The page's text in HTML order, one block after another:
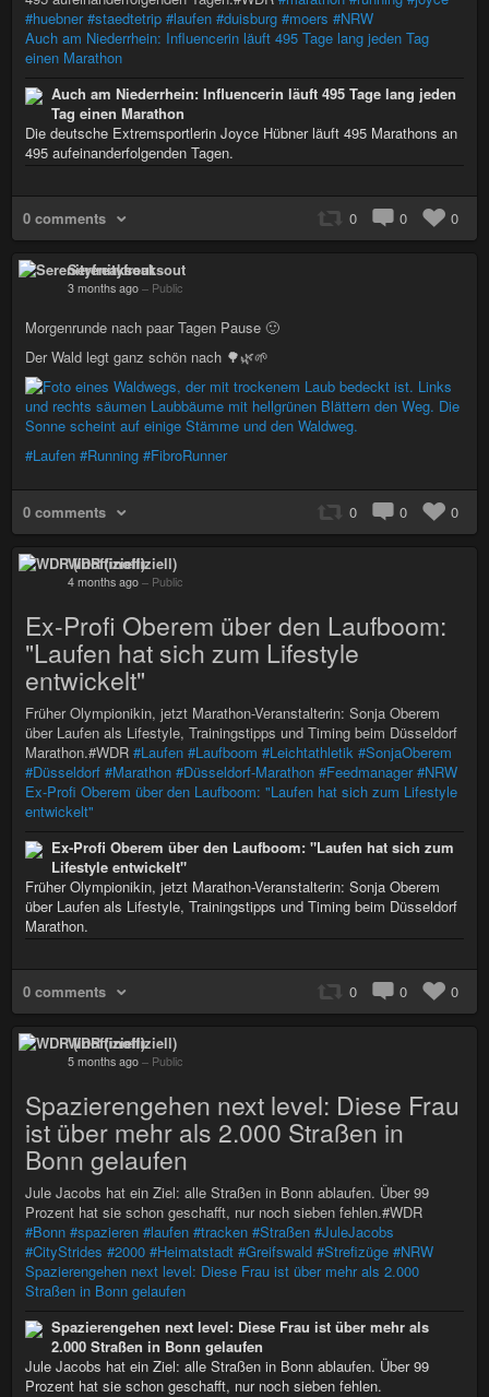
#huebner #staedtetrip #laufen #duisburg #moers #NRW
Auch am Niederrhein: Influencerin läuft 495 Tage lang jeden Tag
einen Marathon
Auch am Niederrhein: Influencerin läuft 495 Tage lang jeden
Tag einen Marathon
Die deutsche Extremsportlerin Joyce Hübner läuft 495 Marathons an
495 aufeinanderfolgenden Tagen.
0 comments 0 0 0
Serenityfreaksout
3 months ago – Public
Morgenrunde nach paar Tagen Pause 🙂
Der Wald legt ganz schön nach 🌳🌿🌱
#Laufen #Running #FibroRunner
0 comments 0 0 0
WDR (inoffiziell)
4 months ago – Public
Ex-Profi Oberem über den Laufboom:
"Laufen hat sich zum Lifestyle
entwickelt"
Früher Olympionikin, jetzt Marathon-Veranstalterin: Sonja Oberem
über Laufen als Lifestyle, Trainingstipps und Timing beim Düsseldorf
Marathon.#WDR #Laufen #Laufboom #Leichtathletik #SonjaOberem
#Düsseldorf #Marathon #Düsseldorf-Marathon #Feedmanager #NRW
Ex-Profi Oberem über den Laufboom: "Laufen hat sich zum Lifestyle
entwickelt"
Ex-Profi Oberem über den Laufboom: "Laufen hat sich zum
Lifestyle entwickelt"
Früher Olympionikin, jetzt Marathon-Veranstalterin: Sonja Oberem
über Laufen als Lifestyle, Trainingstipps und Timing beim Düsseldorf
Marathon.
0 comments 0 0 0
WDR (inoffiziell)
5 months ago – Public
Spazierengehen next level: Diese Frau
ist über mehr als 2.000 Straßen in
Bonn gelaufen
Jule Jacobs hat ein Ziel: alle Straßen in Bonn ablaufen. Über 99
Prozent hat sie schon geschafft, nur noch sieben fehlen.#WDR
#Bonn #spazieren #laufen #tracken #Straßen #JuleJacobs
#CityStrides #2000 #Heimatstadt #Greifswald #Strefizüge #NRW
Spazierengehen next level: Diese Frau ist über mehr als 2.000
Straßen in Bonn gelaufen
Spazierengehen next level: Diese Frau ist über mehr als
2.000 Straßen in Bonn gelaufen
Jule Jacobs hat ein Ziel: alle Straßen in Bonn ablaufen. Über 99
Prozent hat sie schon geschafft, nur noch sieben fehlen.